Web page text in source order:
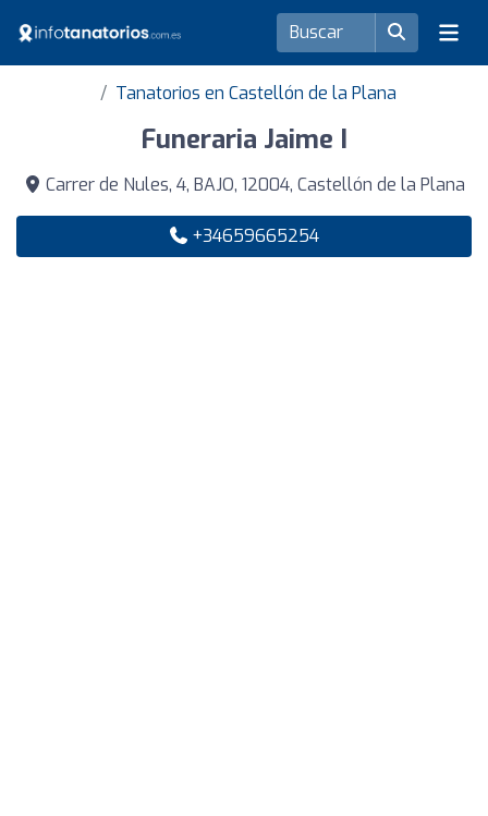
Tanatorios en Castellón de la Plana
Funeraria Jaime I
Carrer de Nules, 4, BAJO, 12004, Castellón de la Plana
+34659665254